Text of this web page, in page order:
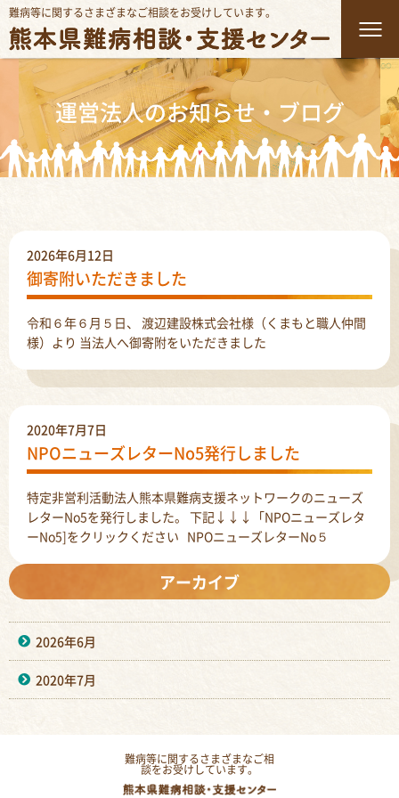
難病等に関するさまざまなご相談をお受けしています。
運営法人のお知らせ・ブログ
2026年6月12日
御寄附いただきました
令和６年６月５日、 渡辺建設株式会社様（くまもと職人仲間
様）より 当法人へ御寄附をいただきました
2020年7月7日
NPOニューズレターNo5発行しました
特定非営利活動法人熊本県難病支援ネットワークのニューズ
レターNo5を発行しました。 下記↓↓↓「NPOニューズレタ
ーNo5]をクリックください NPOニューズレターNo５
アーカイブ
2026年6月
2020年7月
難病等に関するさまざまなご相
談をお受けしています。